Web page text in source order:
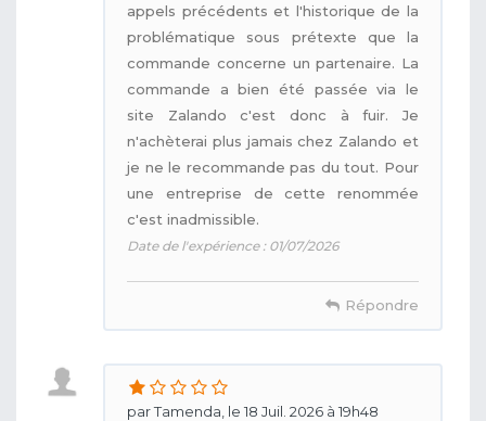
appels précédents et l'historique de la
problématique sous prétexte que la
commande concerne un partenaire. La
commande a bien été passée via le
site Zalando c'est donc à fuir. Je
n'achèterai plus jamais chez Zalando et
je ne le recommande pas du tout. Pour
une entreprise de cette renommée
c'est inadmissible.
Date de l'expérience : 01/07/2026
Répondre
par Tamenda, le 18 Juil. 2026 à 19h48